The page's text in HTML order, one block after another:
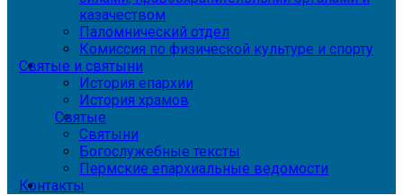
казачеством
Паломнический отдел
Комиссия по физической культуре и спорту
Святые и святыни
История епархии
История храмов
Святые
Святыни
Богослужебные тексты
Пермские епархиальные ведомости
Контакты